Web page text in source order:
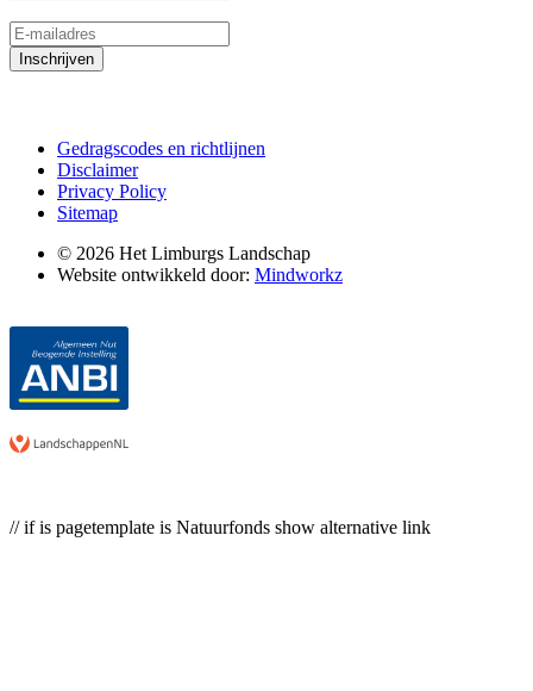
Inschrijven
Gedragscodes en richtlijnen
Disclaimer
Privacy Policy
Sitemap
© 2026 Het Limburgs Landschap
Website ontwikkeld door: Mindworkz
// if is pagetemplate is Natuurfonds show alternative link